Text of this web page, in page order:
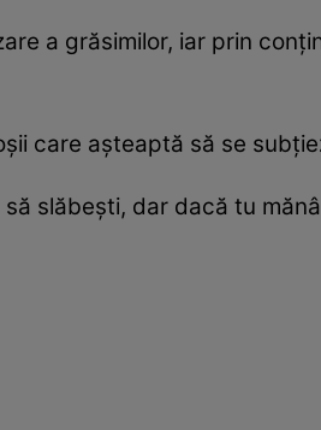
a grăsimilor, iar prin
care aşteaptă să se
slăbeşti, dar dacă tu